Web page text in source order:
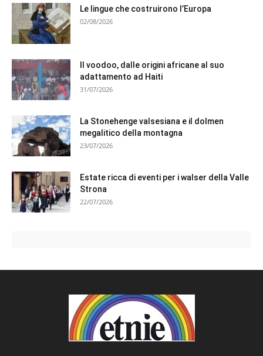
Le lingue che costruirono l’Europa
02/08/2026
Il voodoo, dalle origini africane al suo
adattamento ad Haiti
31/07/2026
La Stonehenge valsesiana e il dolmen
megalitico della montagna
23/07/2026
Estate ricca di eventi per i walser della Valle
Strona
22/07/2026